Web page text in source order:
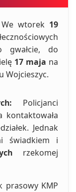
We wtorek 19
gwałcie, do
17 maja na
Wojcieszyc.
Policjanci
Jednak
świadkiem i
rzekomej
prasowy KMP